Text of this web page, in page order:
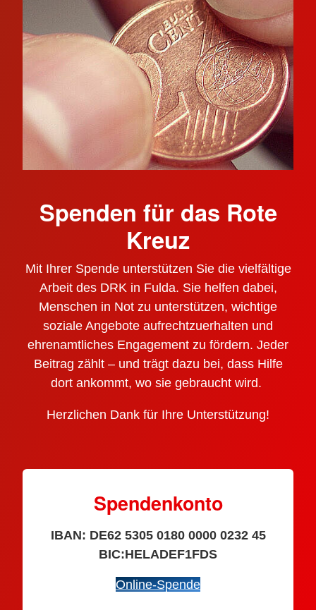
Spenden für das Rote
Kreuz
Mit Ihrer Spende unterstützen Sie die vielfältige
Arbeit des DRK in Fulda. Sie helfen dabei,
Menschen in Not zu unterstützen, wichtige
soziale Angebote aufrechtzuerhalten und
ehrenamtliches Engagement zu fördern. Jeder
Beitrag zählt – und trägt dazu bei, dass Hilfe
dort ankommt, wo sie gebraucht wird.
Herzlichen Dank für Ihre Unterstützung!
Spendenkonto
IBAN: DE62 5305 0180 0000 0232 45
BIC:HELADEF1FDS
Online-Spende